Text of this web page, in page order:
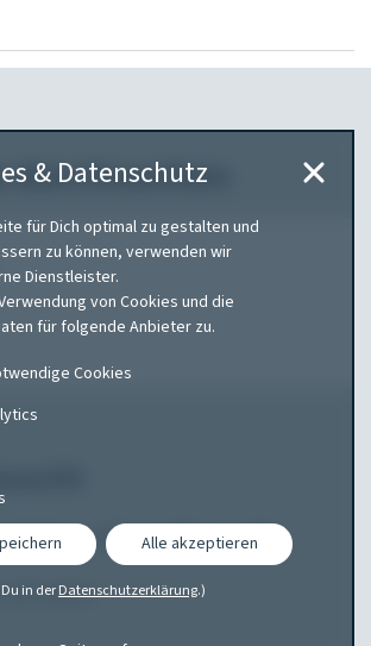
durchsuchen
amarok audi audi a1
tele
mit autos
& Datenschutz
für Dich optimal zu gestalten und
zu können, verwenden wir
Dienstleister.
von Cookies und die
für folgende Anbieter zu.
Cookies
Alle akzeptieren
in derDatenschutzerklärung.)